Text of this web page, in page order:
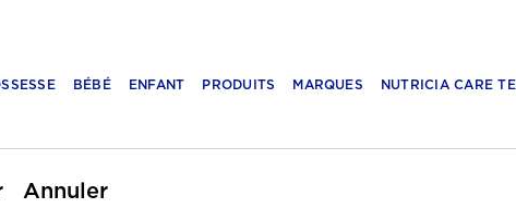
BÉBÉ ENFANT PRODUITS MARQUES NUTRICIA CARE
Annuler